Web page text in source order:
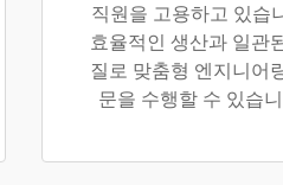
직원을 고용하고 있습
효율적인 생산과 일관
질로 맞춤형 엔지니어
문을 수행할 수 있습